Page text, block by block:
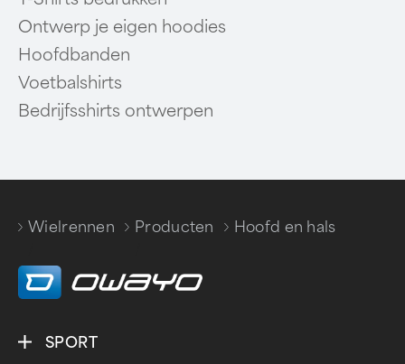
Ontwerp je eigen hoodies
Hoofdbanden
Voetbalshirts
Bedrijfsshirts ontwerpen
Wielrennen
Producten
Hoofd en hals
SPORT